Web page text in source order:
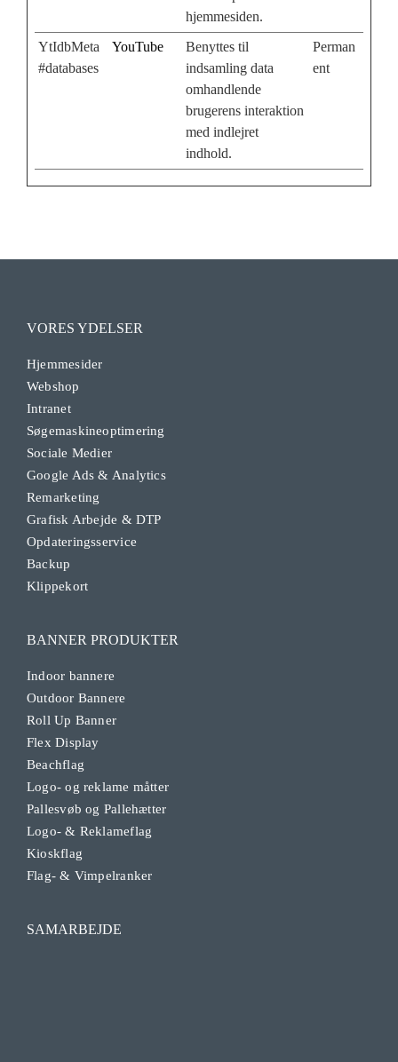
hjemmesiden.
YtIdbMeta
#databases
YouTube
Benyttes til
indsamling data
omhandlende
brugerens interaktion
med indlejret
indhold.
Perman
ent
VORES YDELSER
Hjemmesider
Webshop
Intranet
Søgemaskineoptimering
Sociale Medier
Google Ads & Analytics
Remarketing
Grafisk Arbejde & DTP
Opdateringsservice
Backup
Klippekort
BANNER PRODUKTER
Indoor bannere
Outdoor Bannere
Roll Up Banner
Flex Display
Beachflag
Logo- og reklame måtter
Pallesvøb og Pallehætter
Logo- & Reklameflag
Kioskflag
Flag- & Vimpelranker
SAMARBEJDE